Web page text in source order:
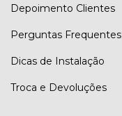
Depoimento Clientes
Perguntas Frequentes
Dicas de Instalação
Troca e Devoluções